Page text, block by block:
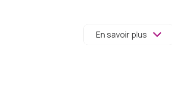
En savoir plus